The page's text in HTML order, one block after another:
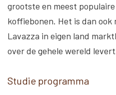
grootste en meest
koffiebonen. Het is dan
Lavazza in eigen land
over de gehele wereld
Studie programma